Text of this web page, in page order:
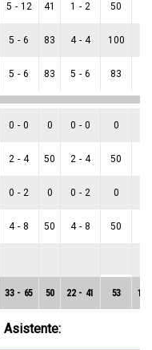
5 - 12 41 1 - 2 50 4
5 - 6 83 4 - 4 100
5 - 6 83 5 - 6 83
0 - 0 0 0 - 0 0
2 - 4 50 2 - 4 50
0 - 2 0 0 - 2 0
4 - 8 50 4 - 8 50
33 - 65 50 22 - 41 53 11
Asistente: